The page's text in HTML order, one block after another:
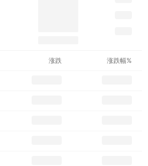
涨跌 涨跌幅%